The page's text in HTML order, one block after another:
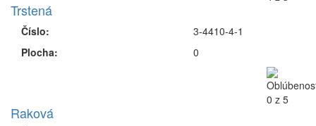
Trstená
Číslo:
Plocha:
3-4410-4-1
0
Raková